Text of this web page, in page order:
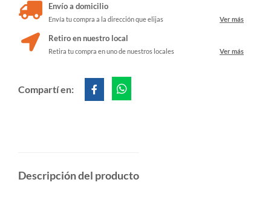
Envío a domicilio
Envía tu compra a la dirección que elijas Ver más
Retiro en nuestro local
Retira tu compra en uno de nuestros locales Ver más
Compartí en:
Descripción del producto